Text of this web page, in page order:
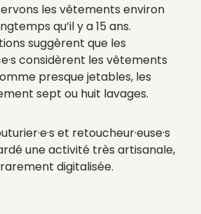
les vêtements environ
qu’il y a 15 ans.
suggèrent que les
considèrent les vêtements
presque jetables, les
sept ou huit lavages.
et retoucheur·euse·s
une activité très artisanale,
digitalisée.